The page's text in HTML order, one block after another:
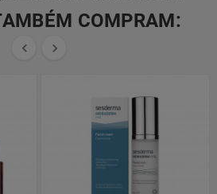
COMPRAM:
 